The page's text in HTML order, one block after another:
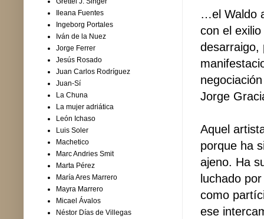
…el Waldo
con el
desarraigo,
Jorge
Aquel
porque ha
ajeno. Ha
luchado
como
ese
Ileana Fuentes
Ingeborg Portales
Iván de la Nuez
Jorge Ferrer
Jesús Rosado
Juan Carlos Rodríguez
Juan-Sí
La Chuna
La mujer adriática
León Ichaso
Luis Soler
Machetico
Marc Andries Smit
Marta Pérez
María Ares Marrero
Mayra Marrero
Micael Ávalos
Néstor Días de Villegas